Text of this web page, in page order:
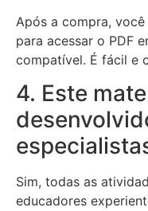
Após a compra,
para acessar o PDF
compatível. É fácil e
4. Este
Sim, todas as
educadores